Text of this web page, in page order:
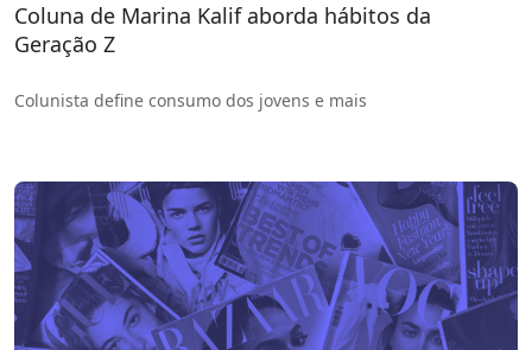
Coluna de Marina Kalif aborda hábitos da
Geração Z
Colunista define consumo dos jovens e mais